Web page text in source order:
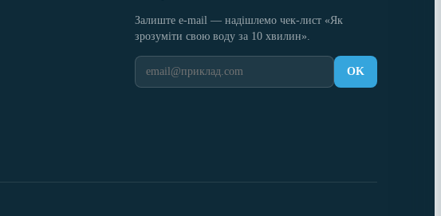
Залиште e-mail — надішлемо чек-лист «Як
зрозуміти свою воду за 10 хвилин».
OK